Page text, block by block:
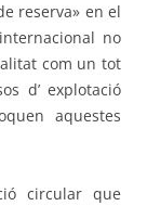
reserva» en el
no
com un tot
d’ explotació
aquestes
circular que